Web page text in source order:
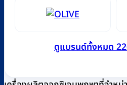
ดูแบรนด์ทั้งหมด